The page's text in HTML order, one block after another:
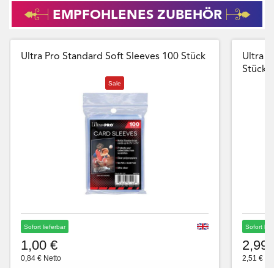
EMPFOHLENES ZUBEHÖR
Ultra Pro Standard Soft Sleeves 100 Stück
Sale
Sofort lieferbar
1,00 €
0,84 € Netto
Ultra
Stück
Sofort
2,99
2,51 €